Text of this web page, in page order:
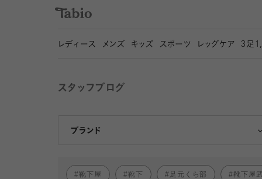
レディース メンズ キッズ スポーツ レッグケア 3 足
スタッフブログ
ブランド
Tabio
靴下屋 靴下 足元くら部 靴下屋